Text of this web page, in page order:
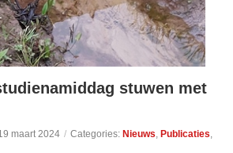
stuwen met
maart 2024 / Categories: Nieuws Publicaties